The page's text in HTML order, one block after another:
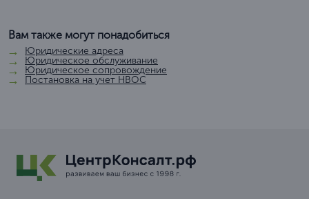
Вам также могут понадобиться
Юридические адреса
Юридическое обслуживание
Юридическое сопровождение
Постановка на учет НВОС